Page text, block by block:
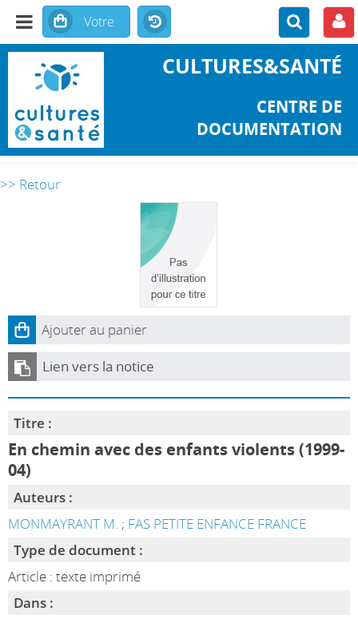
CULTURES&SANTÉ
CENTRE DE
DOCUMENTATION
>> Retour
Ajouter au panier
Lien vers la notice
Titre :
En chemin avec des enfants violents (1999-
04)
Auteurs :
MONMAYRANT M. ; FAS PETITE ENFANCE FRANCE
Type de document :
Article : texte imprimé
Dans :